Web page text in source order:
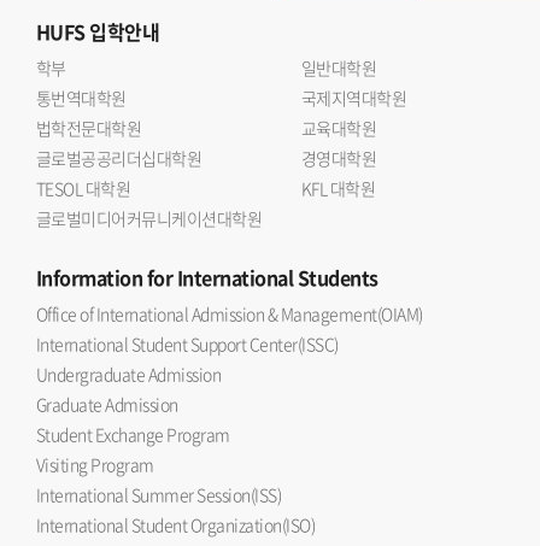
HUFS입학안내
학부
일반대학원
통번역대학원
국제지역대학원
법학전문대학원
교육대학원
글로벌공공리더십대학원
경영대학원
TESOL 대학원
KFL 대학원
글로벌미디어커뮤니케이션대학원
Informationfor International Students
Office of International Admission & Management(OIAM)
International Student Support Center(ISSC)
Undergraduate Admission
Graduate Admission
Student Exchange Program
Visiting Program
International Summer Session(ISS)
International Student Organization(ISO)